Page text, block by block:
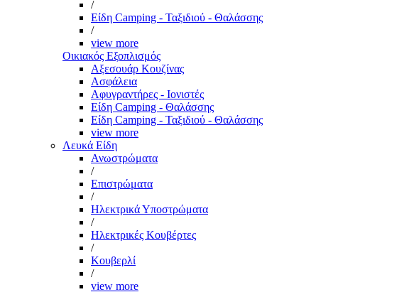
/
Είδη Camping - Ταξιδιού - Θαλάσσης
/
view more
Οικιακός Εξοπλισμός
Αξεσουάρ Κουζίνας
Ασφάλεια
Αφυγραντήρες - Ιονιστές
Είδη Camping - Θαλάσσης
Είδη Camping - Ταξιδιού - Θαλάσσης
view more
Λευκά Είδη
Ανωστρώματα
/
Επιστρώματα
/
Ηλεκτρικά Υποστρώματα
/
Ηλεκτρικές Κουβέρτες
/
Κουβερλί
/
view more